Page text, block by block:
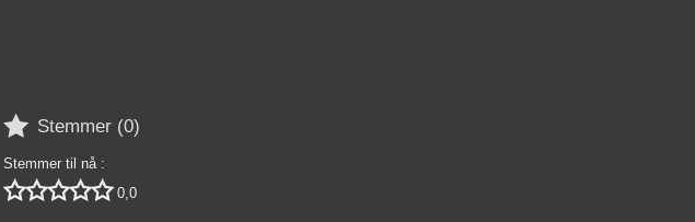
 Stemmer (0)
Stemmer til nå :
 0,0